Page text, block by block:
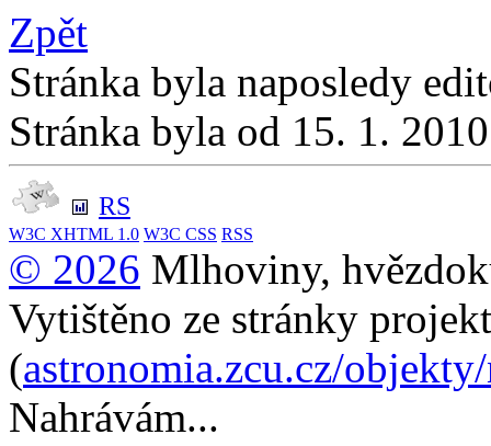
Zpět
Stránka byla naposledy
Stránka byla od 15. 1.
RS
W3C XHTML 1.0 W3C CSS RSS
© 2026 Mlhoviny,
Vytištěno ze stránky
(astronomia.zcu.cz/
Nahrávám...